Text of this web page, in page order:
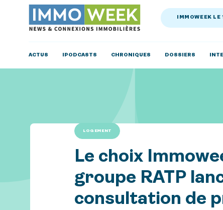
IMMOWEEK LE
ACTUS IPODCASTS CHRONIQUES DOSSIERS
LOGEMENT
Le choix
groupe RATP
consultation de